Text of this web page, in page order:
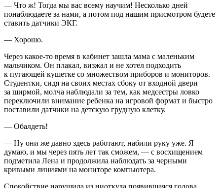
— Что ж! Тогда мы вас всему научим! Несколько дней
понаблюдаете за нами, а потом под нашим присмотром будете
ставить датчики ЭКГ.
— Хорошо.
Через какое-то время в кабинет зашла мама с маленьким
мальчиком. Он плакал, визжал и не хотел подходить
к пугающей кушетке со множеством приборов и мониторов.
Студентки, сидя на своих местах сбоку от входной двери
за ширмой, молча наблюдали за тем, как медсестры ловко
переключили внимание ребенка на игровой формат и быстро
поставили датчики на детскую грудную клетку.
— Обалдеть!
— Ну они же давно здесь работают, набили руку уже. Я
думаю, и мы через пять лет так сможем, — с восхищением
подметила Лена и продолжила наблюдать за черными
кривыми линиями на мониторе компьютера.
Спокойствие нарушила из ниоткуда появившаяся голова